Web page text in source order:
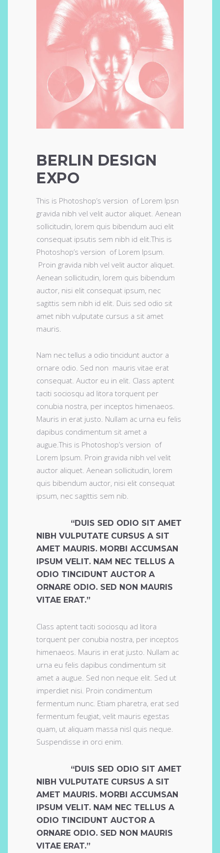
BERLIN DESIGN
EXPO
This is Photoshop’s version of Lorem Ipsn
gravida nibh vel velit auctor aliquet. Aenean
sollicitudin, lorem quis bibendum auci elit
consequat ipsutis sem nibh id elit.This is
Photoshop’s version of Lorem Ipsum.
Proin gravida nibh vel velit auctor aliquet.
Aenean sollicitudin, lorem quis bibendum
auctor, nisi elit consequat ipsum, nec
sagittis sem nibh id elit. Duis sed odio sit
amet nibh vulputate cursus a sit amet
mauris.
Nam nec tellus a odio tincidunt auctor a
ornare odio. Sed non mauris vitae erat
consequat. Auctor eu in elit. Class aptent
taciti sociosqu ad litora torquent per
conubia nostra, per inceptos himenaeos.
Mauris in erat justo. Nullam ac urna eu felis
dapibus condimentum sit amet a
augue.This is Photoshop’s version of
Lorem Ipsum. Proin gravida nibh vel velit
auctor aliquet. Aenean sollicitudin, lorem
quis bibendum auctor, nisi elit consequat
ipsum, nec sagittis sem nib.
“DUIS SED ODIO SIT AMET
NIBH VULPUTATE CURSUS A SIT
AMET MAURIS. MORBI ACCUMSAN
IPSUM VELIT. NAM NEC TELLUS A
ODIO TINCIDUNT AUCTOR A
ORNARE ODIO. SED NON MAURIS
VITAE ERAT.”
Class aptent taciti sociosqu ad litora
torquent per conubia nostra, per inceptos
himenaeos. Mauris in erat justo. Nullam ac
urna eu felis dapibus condimentum sit
amet a augue. Sed non neque elit. Sed ut
imperdiet nisi. Proin condimentum
fermentum nunc. Etiam pharetra, erat sed
fermentum feugiat, velit mauris egestas
quam, ut aliquam massa nisl quis neque.
Suspendisse in orci enim.
“DUIS SED ODIO SIT AMET
NIBH VULPUTATE CURSUS A SIT
AMET MAURIS. MORBI ACCUMSAN
IPSUM VELIT. NAM NEC TELLUS A
ODIO TINCIDUNT AUCTOR A
ORNARE ODIO. SED NON MAURIS
VITAE ERAT.”